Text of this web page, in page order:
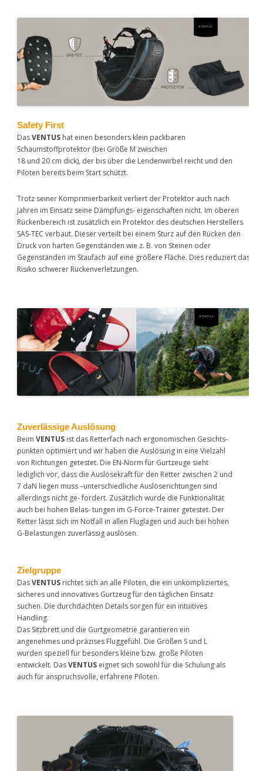
Safety First
DasVENTUS hat einen besonders klein packbaren
Schaumstoffprotektor (bei Größe M zwischen
18 und 20 cm dick), der bis über die Lendenwirbel reicht und den
Piloten bereits beim Start schützt.
Trotz seiner Komprimierbarkeit verliert der Protektor auch nach
Jahren im Einsatz seine Dämpfungs- eigenschaften nicht. Im oberen
Rückenbereich ist zusätzlich ein Protektor des deutschen Herstellers
SAS-TEC verbaut. Dieser verteilt bei einem Sturz auf den Rücken den
Druck von harten Gegenständen wie z. B. von Steinen oder
Gegenständen im Staufach auf eine größere Fläche. Dies reduziert das
Risiko schwerer Rückenverletzungen.
Zuverlässige Auslösung
Beim VENTUS ist das Retterfach nach ergonomischen Gesichts-
punkten optimiert und wir haben die Auslösung in eine Vielzahl
von Richtungen getestet. Die EN-Norm für Gurtzeuge sieht
lediglich vor, dass die Auslösekraft für den Retter zwischen 2 und
7 daN liegen muss –unterschiedliche Auslöserichtungen sind
allerdings nicht ge- fordert. Zusätzlich wurde die Funktionalität
auch bei hohen Belas- tungen im G-Force-Trainer getestet. Der
Retter lässt sich im Notfall in allen Fluglagen und auch bei hohen
G-Belastungen zuverlässig auslösen.
Zielgruppe
DasVENTUS richtet sich an alle Piloten, die ein unkompliziertes,
sicheres und innovatives Gurtzeug für den täglichen Einsatz
suchen. Die durchdachten Details sorgen für ein intuitives
Handling.
Das Sitzbrett und die Gurtgeometrie garantieren ein
angenehmes und präzises Fluggefühl. Die Größen S und L
wurden speziell für besonders kleine bzw. große Piloten
entwickelt. DasVENTUS eignet sich sowohl für die Schulung als
auch für anspruchsvolle, erfahrene Piloten.